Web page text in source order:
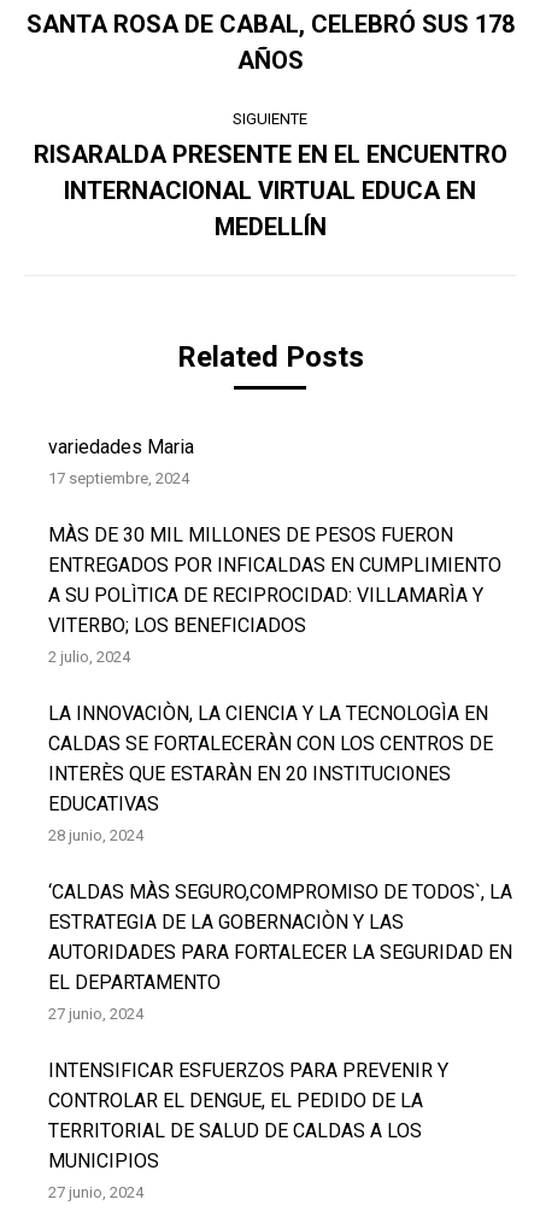
entre
publicaciones
Publicación
anterior:
SANTA ROSA DE CABAL, CELEBRÓ SUS 178
AÑOS
SIGUIENTE
Publicación
siguiente:
RISARALDA PRESENTE EN EL ENCUENTRO
INTERNACIONAL VIRTUAL EDUCA EN
MEDELLÍN
Related Posts
variedades Maria
17 septiembre, 2024
MÀS DE 30 MIL MILLONES DE PESOS FUERON
ENTREGADOS POR INFICALDAS EN CUMPLIMIENTO
A SU POLÌTICA DE RECIPROCIDAD: VILLAMARÌA Y
VITERBO; LOS BENEFICIADOS
2 julio, 2024
LA INNOVACIÒN, LA CIENCIA Y LA TECNOLOGÌA EN
CALDAS SE FORTALECERÀN CON LOS CENTROS DE
INTERÈS QUE ESTARÀN EN 20 INSTITUCIONES
EDUCATIVAS
28 junio, 2024
‘CALDAS MÀS SEGURO,COMPROMISO DE TODOS`, LA
ESTRATEGIA DE LA GOBERNACIÒN Y LAS
AUTORIDADES PARA FORTALECER LA SEGURIDAD EN
EL DEPARTAMENTO
27 junio, 2024
INTENSIFICAR ESFUERZOS PARA PREVENIR Y
CONTROLAR EL DENGUE, EL PEDIDO DE LA
TERRITORIAL DE SALUD DE CALDAS A LOS
MUNICIPIOS
27 junio, 2024